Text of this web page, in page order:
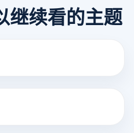
继续看的主题